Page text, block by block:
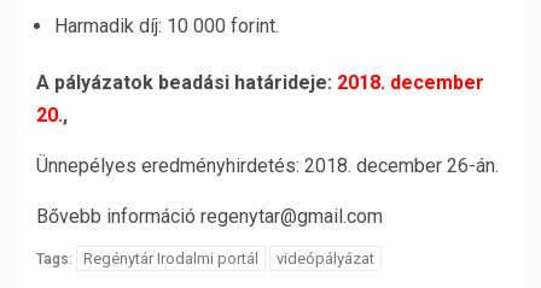
Harmadik díj: 10 000 forint.
A pályázatok beadási határideje: 2018. december
20.,
Ünnepélyes eredményhirdetés: 2018. december 26-án.
Bővebb információ regenytar@gmail.com
Tags: Regénytár Irodalmi portál videópályázat